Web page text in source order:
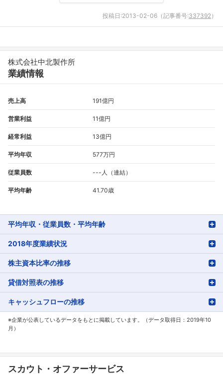
こちらの企業もフォローしませんか？
投稿日:2013-02-06 （記事番号:337392）
株式会社中北製作所
業績情報
売上高 191億円
営業利益 11億円
経常利益 13億円
平均年収 577万円
従業員数 ---人（連結）
平均年齢 41.70歳
平均年収・従業員数・平均年齢
2018年度業績状況
株主資本比率の推移
貸借対照表の推移
キャッシュフローの推移
※企業が公表しているデータをもとに掲載しています。（データ取得日：2019年10
月）
スカウト・オファーサービス